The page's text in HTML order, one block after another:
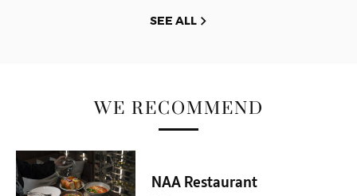
SEE ALL
WE RECOMMEND
NAA Restaurant